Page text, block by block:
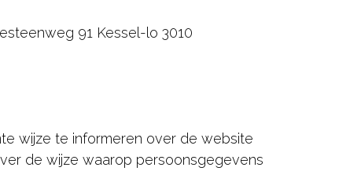
91 Kessel-lo 3010
wijze te informeren over de website
de wijze waarop persoonsgegevens